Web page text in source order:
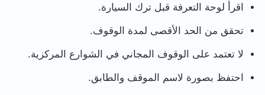
اقرأ لوحة التعرفة قبل ترك السيارة.
تحقق من الحد الأقصى لمدة الوقوف.
لا تعتمد على الوقوف المجاني في الشوارع المركزية.
احتفظ بصورة لاسم الموقف والطابق.